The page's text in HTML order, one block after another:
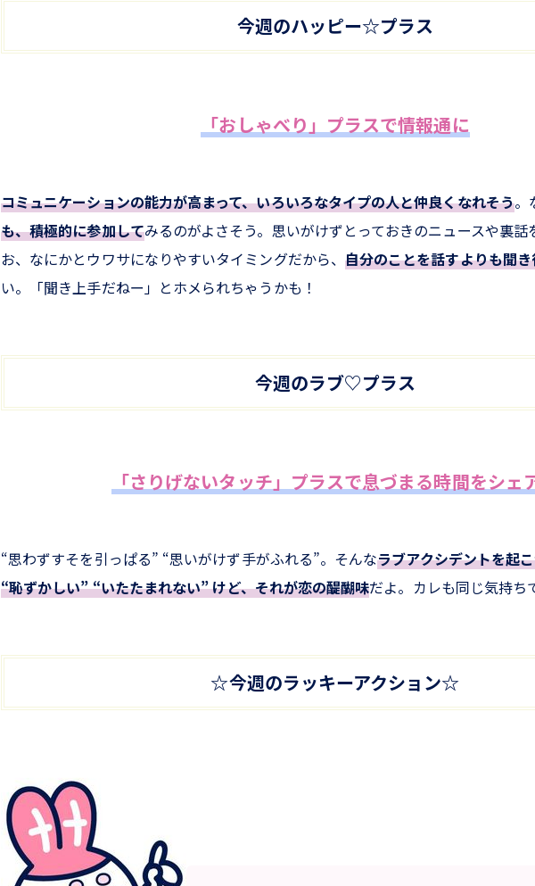
今週のハッピー☆プラス
「おしゃべり」プラスで情報通に
コミュニケーションの能力が高まって、いろいろなタイプの人と仲良くなれそう。
も、積極的に参加してみるのがよさそう。思いがけずとっておきのニュースや裏
お、なにかとウワサになりやすいタイミングだから、 自分のことを話すよりも聞
い。「聞き上手だねー」とホメられちゃうかも！
今週のラブ♡プラス
「さりげないタッチ」プラスで息づまる時間をシェ
“思わずすそを引っぱる” “思いがけず手がふれる”。そんなラブアクシデントを起
“恥ずかしい” “いたたまれない” けど、それが恋の醍醐味だよ。カレも同じ気持ち
☆今週のラッキーアクション☆